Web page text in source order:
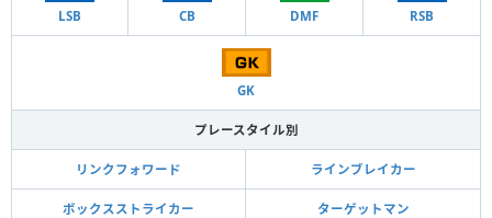
LSB CB DMF RSB
GK
プレースタイル別
リンクフォワード ラインブレイカー
ボックスストライカー ターゲットマン